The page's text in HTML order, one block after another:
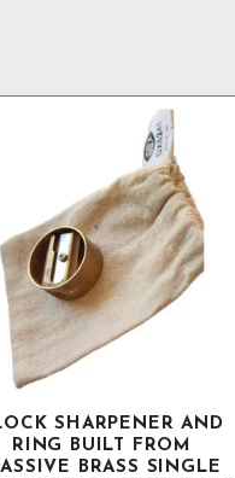
SHARPENER AND
RING BUILT FROM
BRASS SINGLE